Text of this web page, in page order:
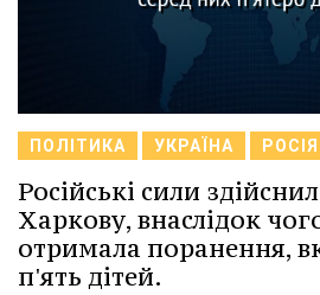
ПОЛІТИКА УКРАЇНА РОСІЯ
Російські сили
Харкову, внаслідок
отримала поранення,
п'ять дітей.